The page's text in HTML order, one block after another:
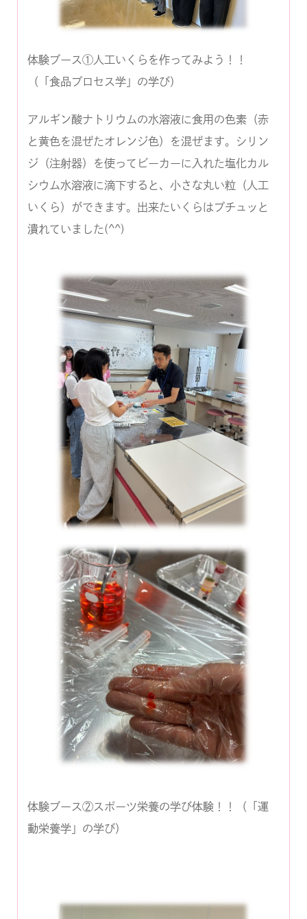
体験ブース①人工いくらを作ってみよう！！
（「食品プロセス学」の学び）
アルギン酸ナトリウムの水溶液に食用の色素（赤
と黄色を混ぜたオレンジ色）を混ぜます。シリン
ジ（注射器）を使ってビーカーに入れた塩化カル
シウム水溶液に滴下すると、小さな丸い粒（人工
いくら）ができます。出来たいくらはプチュッと
潰れていました(^^)
体験ブース②スポーツ栄養の学び体験！！（「運
動栄養学」の学び）